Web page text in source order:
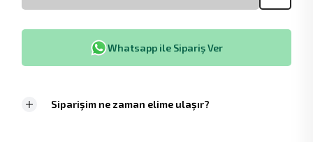
Whatsapp ile Sipariş Ver
Siparişim ne zaman elime ulaşır?